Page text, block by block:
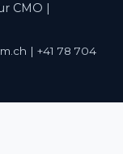
CMO |
| +41 78 704